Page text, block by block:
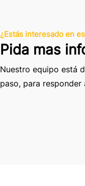
¿Estás interesado en
Pida mas
Nuestro equipo está
paso, para